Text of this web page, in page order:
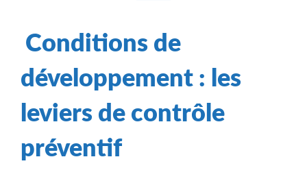
Conditions de
développement : les
leviers de contrôle
préventif